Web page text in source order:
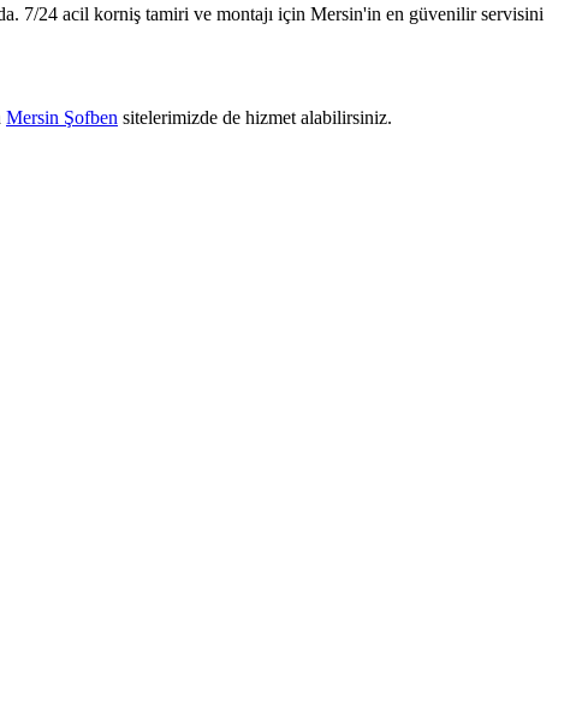
7/24 acil korniş tamiri ve montajı için Mersin'in en güvenilir servisini
Mersin Şofben sitelerimizde de hizmet alabilirsiniz.